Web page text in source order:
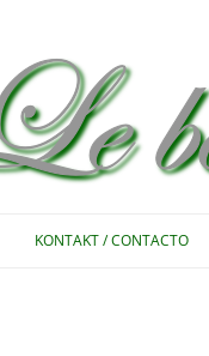
KONTAKT / CONTACTO